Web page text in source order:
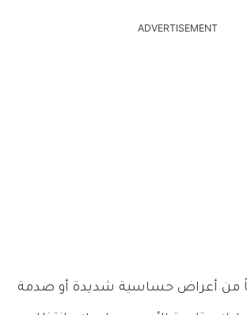
ADVERTISEMENT
من أعراض حساسية شديدة أو صدمة